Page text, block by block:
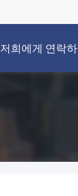
저희에게 연락하